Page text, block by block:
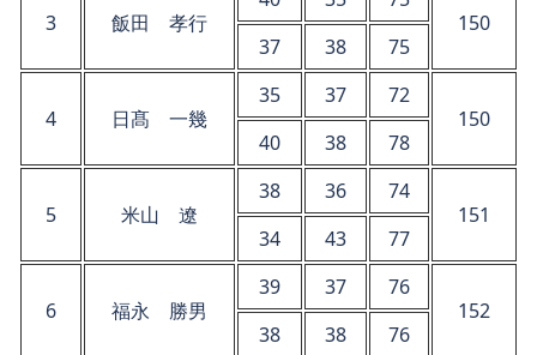
3 飯田 孝行
150
37
38 75
4 日髙 一幾
35 37
72
150
40
38 78
5 米山 遼
38 36
74
151
34
43 77
6 福永 勝男
39 37
76
152
38
38 76